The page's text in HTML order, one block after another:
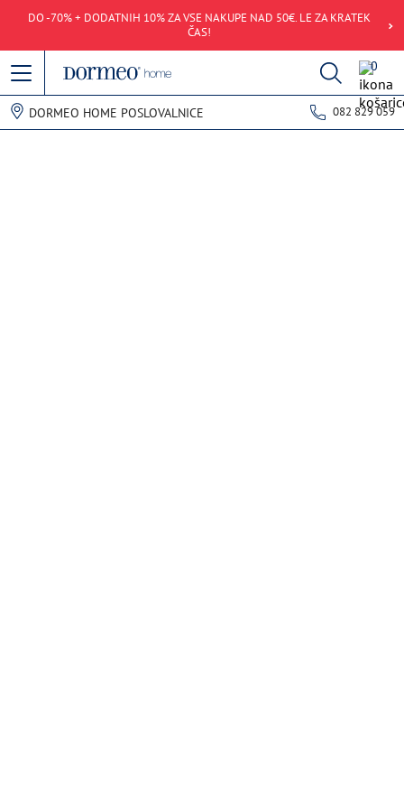
DO -70% + DODATNIH 10% ZA VSE NAKUPE NAD 50€. LE ZA KRATEK
ČAS!
0
DORMEO HOME POSLOVALNICE 082 829 059